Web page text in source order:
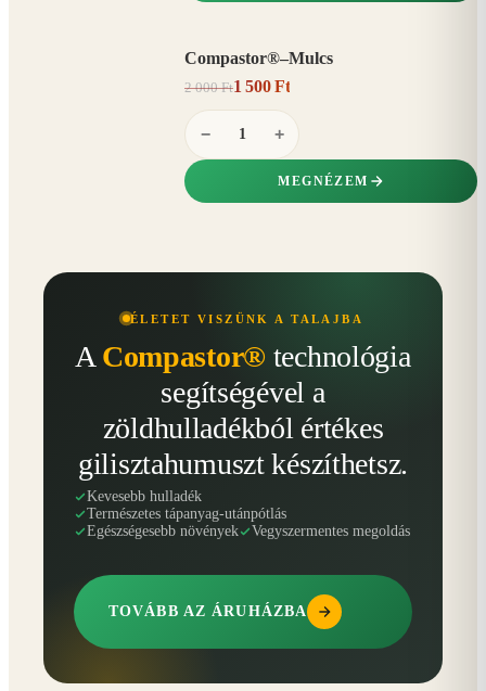
Compastor®–Mulcs
2 000 Ft1 500 Ft
− +
MEGNÉZEM
ÉLETET VISZÜNK A TALAJBA
A Compastor® technológia
segítségével a
zöldhulladékból értékes
gilisztahumuszt készíthetsz.
Kevesebb hulladék
Természetes tápanyag-utánpótlás
Egészségesebb növények
Vegyszermentes megoldás
TOVÁBB AZ ÁRUHÁZBA